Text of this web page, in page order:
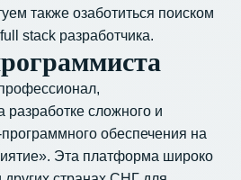
также озаботиться поиском
stack разработчика.
сложного и
обеспечения на
Эта платформа широко